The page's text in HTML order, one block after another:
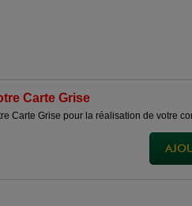
Carte Grise
Carte Grise pour la réalisation de votre